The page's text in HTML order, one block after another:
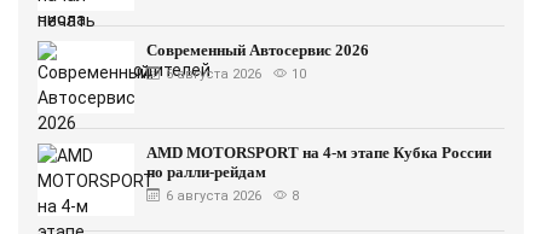
Современный Автосервис 2026
6 августа 2026 10
AMD MOTORSPORT на 4-м этапе Кубка России
по ралли-рейдам
6 августа 2026 8